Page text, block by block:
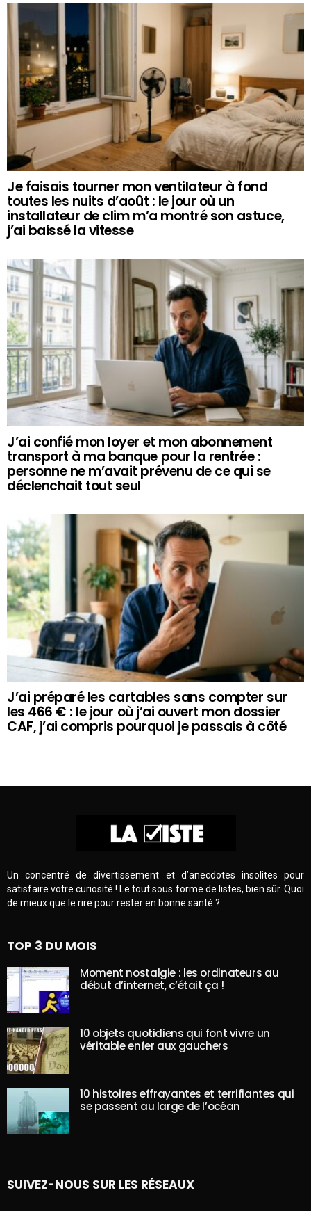
Je faisais tourner mon ventilateur à fond
toutes les nuits d’août : le jour où un
installateur de clim m’a montré son astuce,
j’ai baissé la vitesse
J’ai confié mon loyer et mon abonnement
transport à ma banque pour la rentrée :
personne ne m’avait prévenu de ce qui se
déclenchait tout seul
J’ai préparé les cartables sans compter sur
les 466 € : le jour où j’ai ouvert mon dossier
CAF, j’ai compris pourquoi je passais à côté
Un concentré de divertissement et d’anecdotes insolites pour
satisfaire votre curiosité ! Le tout sous forme de listes, bien sûr. Quoi
de mieux que le rire pour rester en bonne santé ?
TOP 3 DU MOIS
Moment nostalgie : les ordinateurs au
début d’internet, c’était ça !
10 objets quotidiens qui font vivre un
véritable enfer aux gauchers
10 histoires effrayantes et terrifiantes qui
se passent au large de l’océan
SUIVEZ-NOUS SUR LES RÉSEAUX